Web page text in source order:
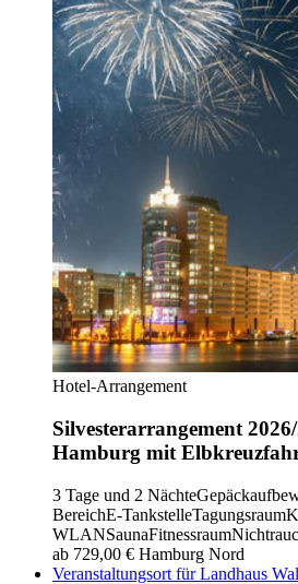
Hotel-Arrangement
Silvesterarrangement
Hamburg mit
3 Tage und 2 Nächte
BereichE-TankstelleTagungsraum
WLANSaunaFitnessraum
ab 729,00 € Hamburg Nord
Veranstaltungsort für Landhaus